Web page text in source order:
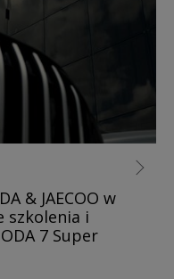
& JAECOO w
szkolenia i
7 Super